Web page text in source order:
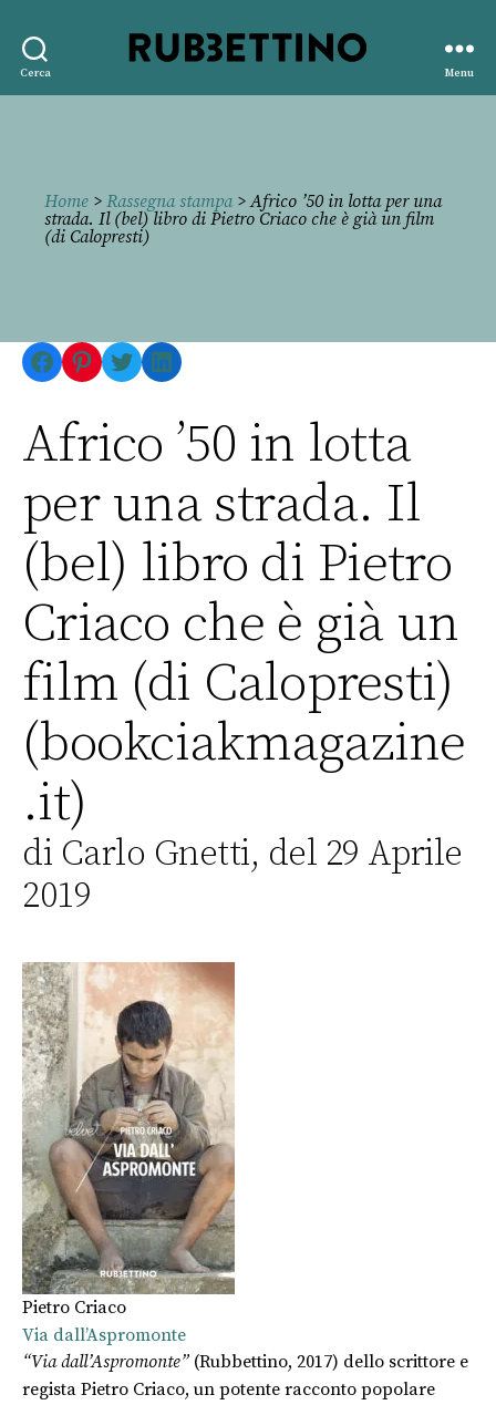
Cerca
editore
Menu
Home > Rassegna stampa> Africo ’50 in lotta per una
strada. Il (bel) libro di Pietro Criaco che è già un film
(di Calopresti)
Facebook
Pinterest
TwitterLinkedIn
Africo ’50 in lotta
per una strada. Il
(bel) libro di Pietro
Criaco che è già un
film (di Calopresti)
(bookciakmagazine
.it)
di Carlo Gnetti, del 29 Aprile
2019
Pietro Criaco
Via dall’Aspromonte
“Via dall’Aspromonte” (Rubbettino, 2017) dello scrittore e
regista Pietro Criaco, un potente racconto popolare